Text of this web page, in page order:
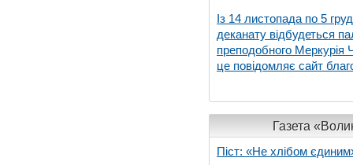
Із 14 листопада по 5
деканату відбудеться
преподобного Меркурія
це повідомляє сайт
Газета
Піст: «Не хлібом